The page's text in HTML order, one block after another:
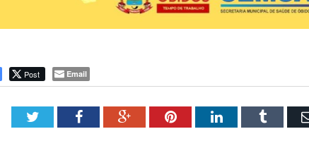
Post Email
TwitterFacebookGoogle+PinterestLinkedInTumblr